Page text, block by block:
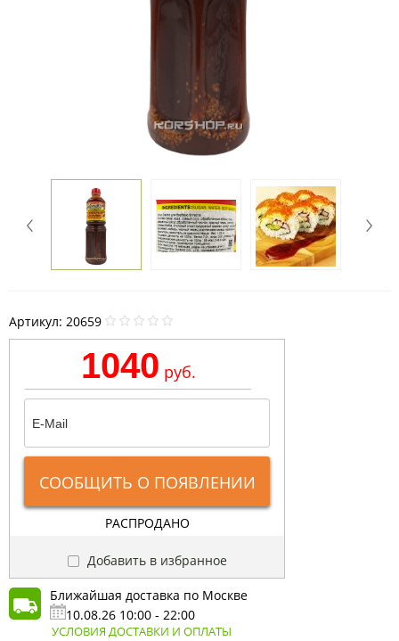
Артикул: 20659
1040 руб.
СООБЩИТЬ О ПОЯВЛЕНИИ
РАСПРОДАНО
Добавить в избранное
Ближайшая доставка по Москве
10.08.26 10:00 - 22:00
УСЛОВИЯ ДОСТАВКИ И ОПЛАТЫ